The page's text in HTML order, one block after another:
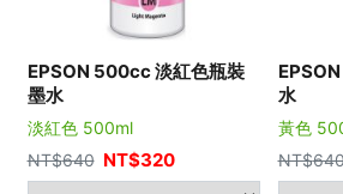
EPSON 500cc 淡紅色瓶裝
墨水
淡紅色 500ml
NT$640 NT$320
水
黃色
NT$